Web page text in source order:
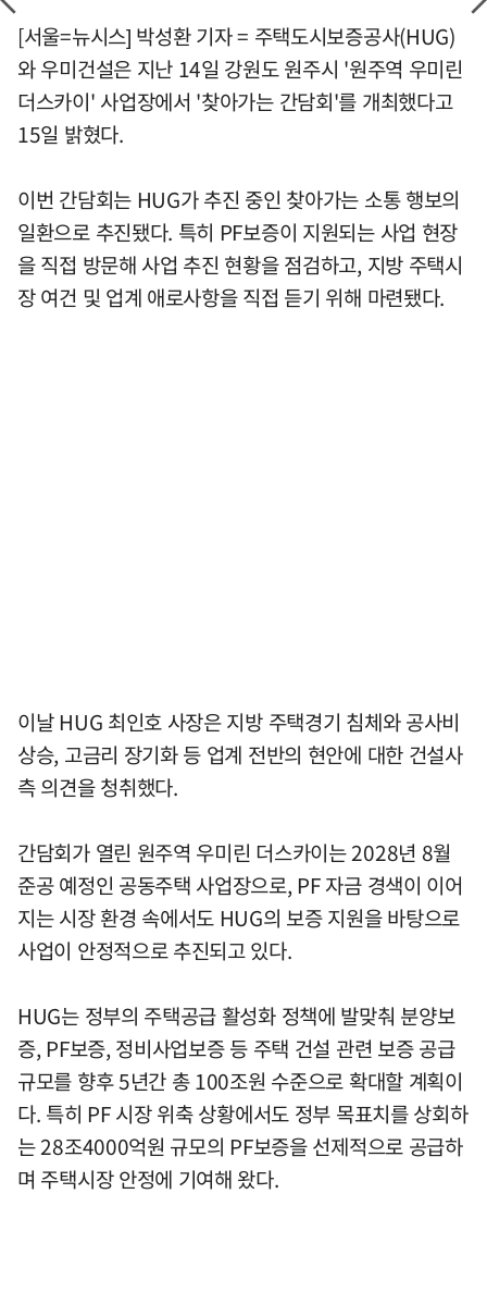
[서울=뉴시스] 박성환 기자 = 주택도시보증공사(HUG)
와 우미건설은 지난 14일 강원도 원주시 '원주역 우미린
더스카이' 사업장에서 '찾아가는 간담회'를 개최했다고
15일 밝혔다.
이번 간담회는 HUG가 추진 중인 찾아가는 소통 행보의
일환으로 추진됐다. 특히 PF보증이 지원되는 사업 현장
을 직접 방문해 사업 추진 현황을 점검하고, 지방 주택시
장 여건 및 업계 애로사항을 직접 듣기 위해 마련됐다.
이날 HUG 최인호 사장은 지방 주택경기 침체와 공사비
상승, 고금리 장기화 등 업계 전반의 현안에 대한 건설사
측 의견을 청취했다.
간담회가 열린 원주역 우미린 더스카이는 2028년 8월
준공 예정인 공동주택 사업장으로, PF 자금 경색이 이어
지는 시장 환경 속에서도 HUG의 보증 지원을 바탕으로
사업이 안정적으로 추진되고 있다.
HUG는 정부의 주택공급 활성화 정책에 발맞춰 분양보
증, PF보증, 정비사업보증 등 주택 건설 관련 보증 공급
규모를 향후 5년간 총 100조원 수준으로 확대할 계획이
다. 특히 PF 시장 위축 상황에서도 정부 목표치를 상회하
는 28조4000억원 규모의 PF보증을 선제적으로 공급하
며 주택시장 안정에 기여해 왔다.